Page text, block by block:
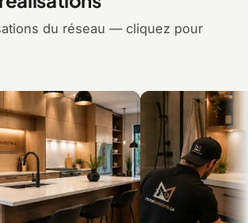
du réseau — cliquez pour